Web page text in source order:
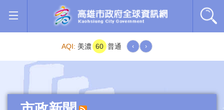
跳到主要內容區塊
AQI: 美濃 60 普通 ‹ ›